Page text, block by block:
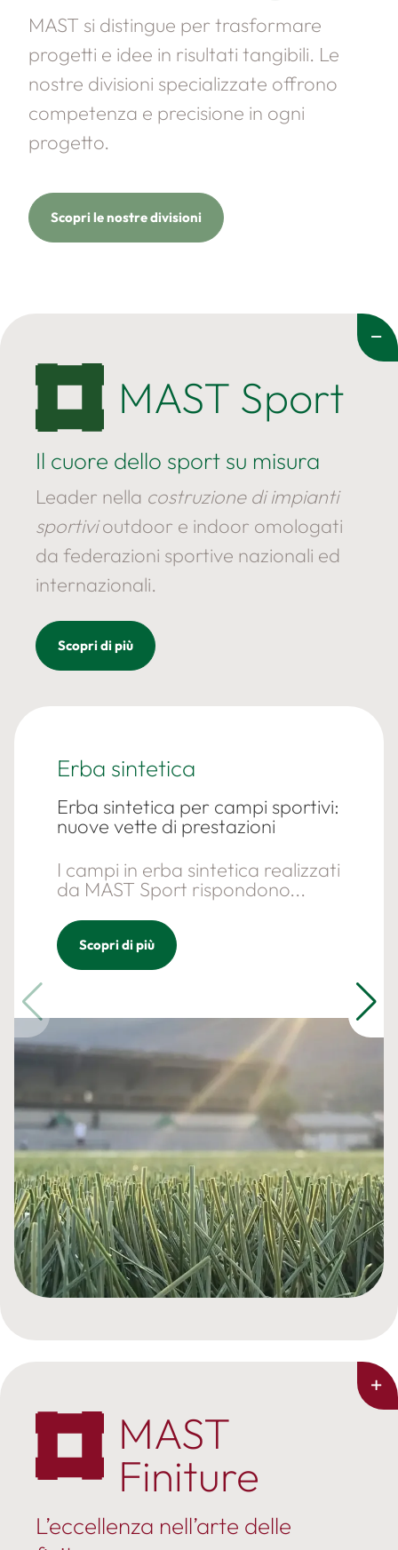
MAST si distingue per trasformare
progetti e idee in risultati tangibili. Le
nostre divisioni specializzate offrono
competenza e precisione in ogni
progetto.
Scopri le nostre divisioni
MAST Sport
Il cuore dello sport su misura
Leader nella costruzione di impianti
sportivioutdoor e indoor omologati
da federazioni sportive nazionali ed
internazionali.
Scopri di più
Erba sintetica
Erba sintetica per campi sportivi:
nuove vette di prestazioni
I campi in erba sintetica realizzati
da MAST Sport rispondono...
Scopri di più
MAST
Finiture
L’eccellenza nell’arte delle